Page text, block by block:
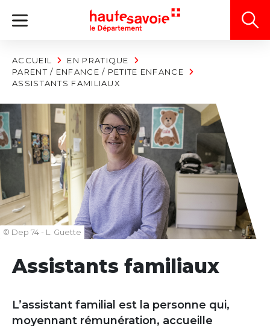
Panneau de gestion des cookies
ACCUEIL
EN PRATIQUE
PARENT / ENFANCE / PETITE ENFANCE
ASSISTANTS FAMILIAUX
© Dep 74 - L. Guette
Assistants familiaux
L’assistant familial est la personne qui,
moyennant rémunération, accueille